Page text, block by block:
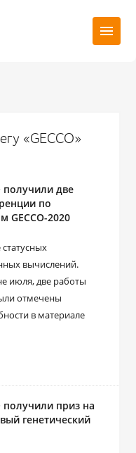
«GECCO»
две
по
2020
вычислений.
июля, две работы
отмечены
в материале
приз на
генетический